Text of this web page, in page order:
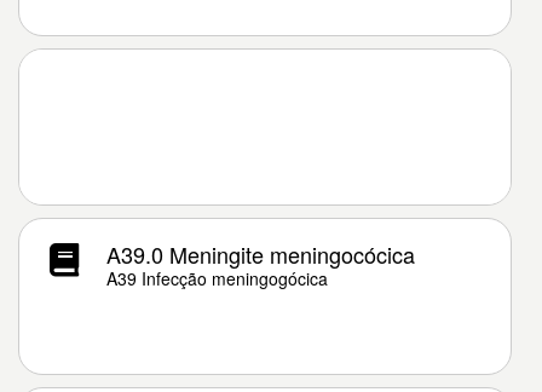
A39.0 Meningite meningocócica
A39 Infecção meningogócica